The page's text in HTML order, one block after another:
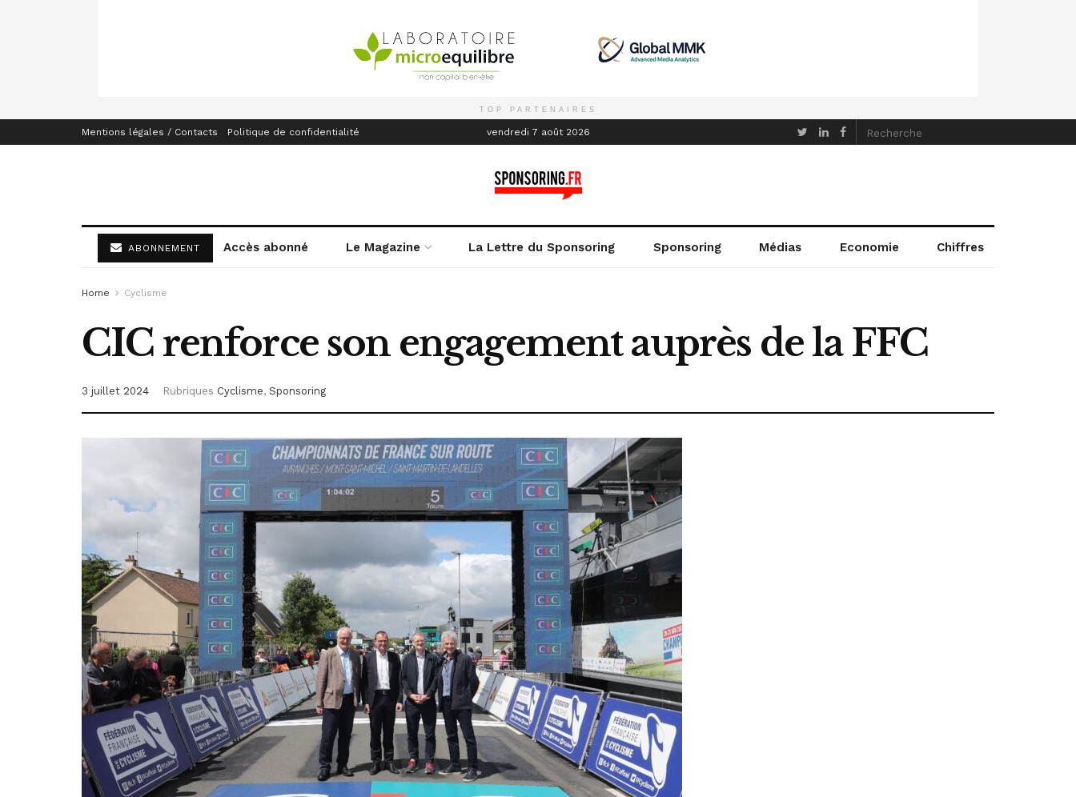
TOP PARTENAIRES
Mentions légales / Contacts Politique de confidentialité vendredi 7 août 2026
ABONNEMENT Accès abonné Le Magazine La Lettre du Sponsoring Sponsoring Médias Economie Chiffres
Home Cyclisme
CIC renforce son engagement auprès de la FFC
3 juillet 2024 Rubriques Cyclisme, Sponsoring